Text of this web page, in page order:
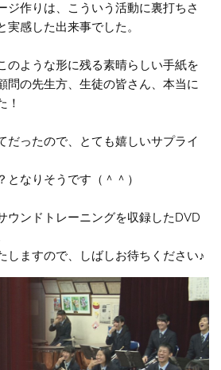
ジ作りは、こういう活動に裏打ちさ
感した出来事でした。
のような形に残る素晴らしい手紙を
問の先生方、生徒の皆さん、本当に
！
だったので、とても嬉しいサプライ
なりそうです（＾＾）
ウンドトレーニングを収録したDVD
しますので、しばしお待ちください♪